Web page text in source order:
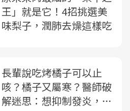
王」就是它！4招挑選美
味梨子，潤肺去燥這樣吃
長輩說吃烤橘子可以止
咳？橘子又屬寒？醫師破
解迷思：想抑制發炎，